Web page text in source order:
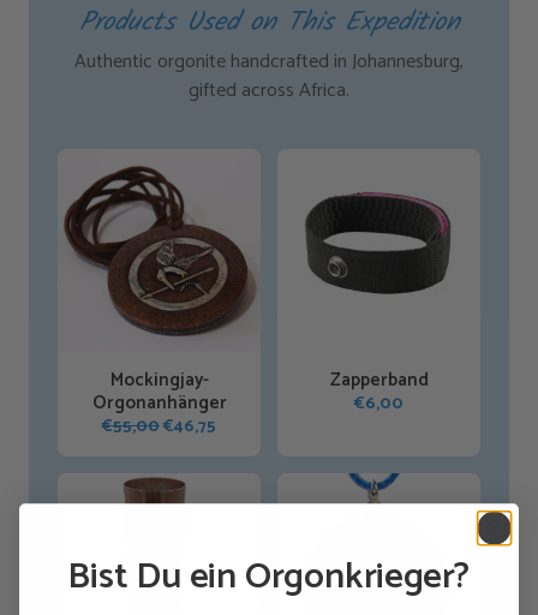
Products Used on This Expedition
Authentic orgonite handcrafted in Johannesburg,
gifted across Africa.
Mockingjay-
Orgonanhänger
€55,00Ursprünglicher
war:
€55,00
€46,75
€46,75.
Zapperband
€6,00
Bist Du ein Orgonkrieger?